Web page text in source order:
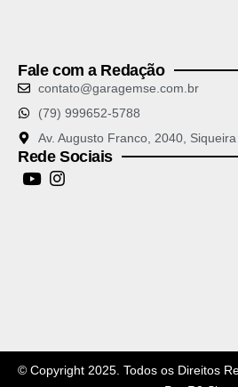
Fale com a Redação
contato@garagemse.com.br
(79) 999652-5788
Av. Augusto Franco, 2040,
Rede Sociais
© Copyright 2025. Todos os Direitos